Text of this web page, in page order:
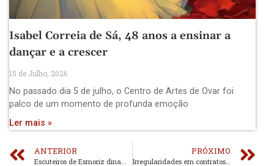
Isabel Correia de Sá, 48 anos a ensinar a
dançar e a crescer
15 de Julho, 2026
No passado dia 5 de julho, o Centro de Artes de Ovar foi
palco de um momento de profunda emoção
Ler mais »
ANTERIOR
Escuteiros de Esmoriz dinamizam actividade para protecção da orla costeira
PRÓXIMO
Irregularidades em contratos públicos da Câmara Municipal de Ovar